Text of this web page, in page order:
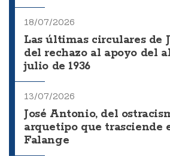
18/07/2026
Las últimas circulares de
del rechazo al apoyo del
julio de 1936
13/07/2026
José Antonio, del
arquetipo que trasciende
Falange